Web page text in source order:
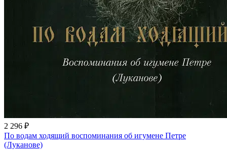
2 296 ₽
По водам ходящий воспоминания об игумене Петре
(Луканове)